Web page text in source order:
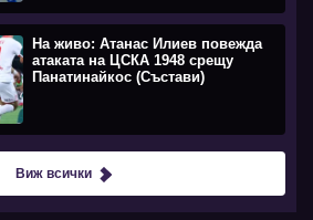
На живо: Атанас Илиев повежда
атаката на ЦСКА 1948 срещу
Панатинайкос (Състави)
Виж всички